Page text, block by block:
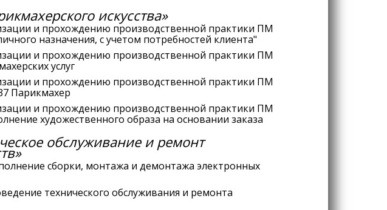
искусства»
и прохождению производственной практики ПМ
назначения, с учетом потребностей клиента"
и прохождению производственной практики ПМ
услуг
и прохождению производственной практики ПМ
Парикмахер
и прохождению производственной практики ПМ
художественного образа на основании заказа
обслуживание и ремонт
сборки, монтажа и демонтажа электронных
технического обслуживания и ремонта